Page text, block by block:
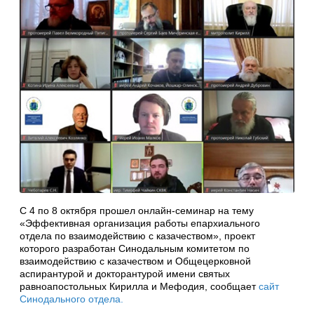
С 4 по 8 октября прошел онлайн-семинар на тему
«Эффективная организация работы епархиального
отдела по взаимодействию с казачеством», проект
которого разработан Синодальным комитетом по
взаимодействию с казачеством и Общецерковной
аспирантурой и докторантурой имени святых
равноапостольных Кирилла и Мефодия, сообщаетсайт
Синодального отдела.